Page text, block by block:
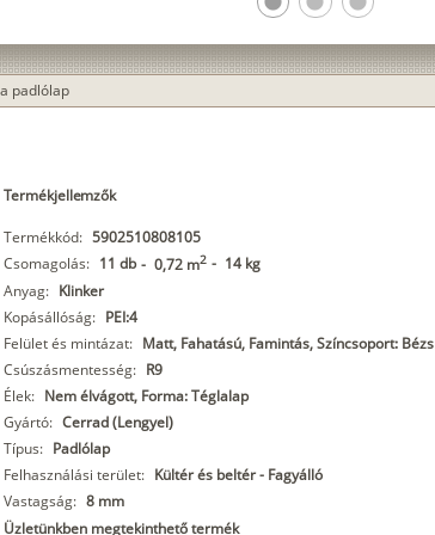
padlólap
Termékjellemzők
Termékkód: 5902510808105
Csomagolás: 11 db - 0,72 m2 - 14 kg
Anyag: Klinker
Kopásállóság: PEI:4
Felület és mintázat: Matt, Fahatású, Famintás, Színcsoport: Bézs
Csúszásmentesség: R9
Élek: Nem élvágott, Forma: Téglalap
Gyártó: Cerrad (Lengyel)
Típus: Padlólap
Felhasználási terület: Kültér és beltér - Fagyálló
Vastagság: 8 mm
Üzletünkben megtekinthető termék